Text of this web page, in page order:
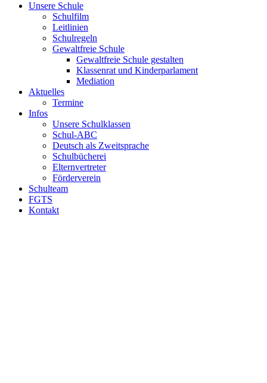
Unsere Schule
Schulfilm
Leitlinien
Schulregeln
Gewaltfreie Schule
Gewaltfreie Schule gestalten
Klassenrat und Kinderparlament
Mediation
Aktuelles
Termine
Infos
Unsere Schulklassen
Schul-ABC
Deutsch als Zweitsprache
Schulbücherei
Elternvertreter
Förderverein
Schulteam
FGTS
Kontakt